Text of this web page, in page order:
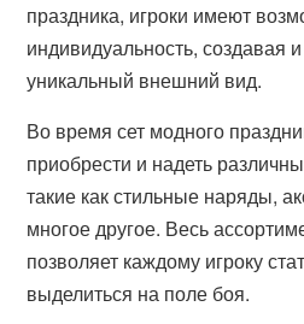
праздника, игроки имеют
индивидуальность, создавая
уникальный внешний вид.
Во время сет модного
приобрести и надеть
такие как стильные наряды,
многое другое. Весь
позволяет каждому игроку
выделиться на поле боя.